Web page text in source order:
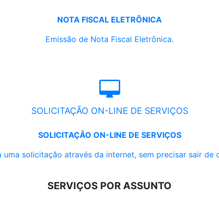
NOTA FISCAL ELETRÔNICA
Emissão de Nota Fiscal Eletrônica.
SOLICITAÇÃO ON-LINE DE SERVIÇOS
SOLICITAÇÃO ON-LINE DE SERVIÇOS
uma solicitação através da internet, sem precisar sair de
SERVIÇOS POR ASSUNTO